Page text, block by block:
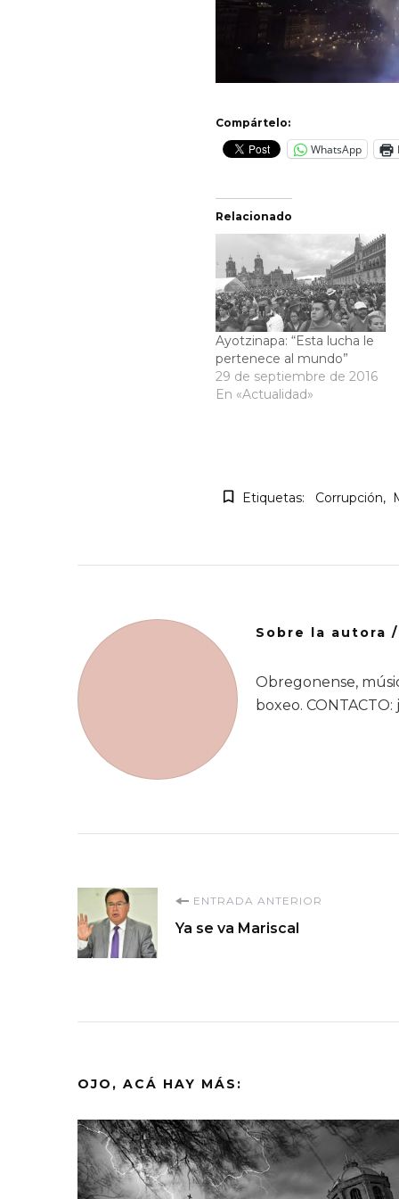
Compártelo:
WhatsApp
Relacionado
Ayotzinapa: “Esta lucha le
pertenece al mundo”
29 de septiembre de 2016
En «Actualidad»
Etiquetas: Corrupción
Sobre la autora
Obregonense,
boxeo.
Navegación
de
ENTRADA ANTERIOR
Ya se va Mariscal
OJO, ACÁ HAY MÁS: